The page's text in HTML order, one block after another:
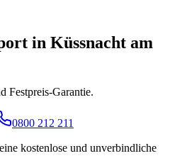
in Küssnacht am
Festpreis-Garantie.
0800 212 211
kostenlose und unverbindliche